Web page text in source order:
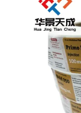
PRIVACY
POLICY